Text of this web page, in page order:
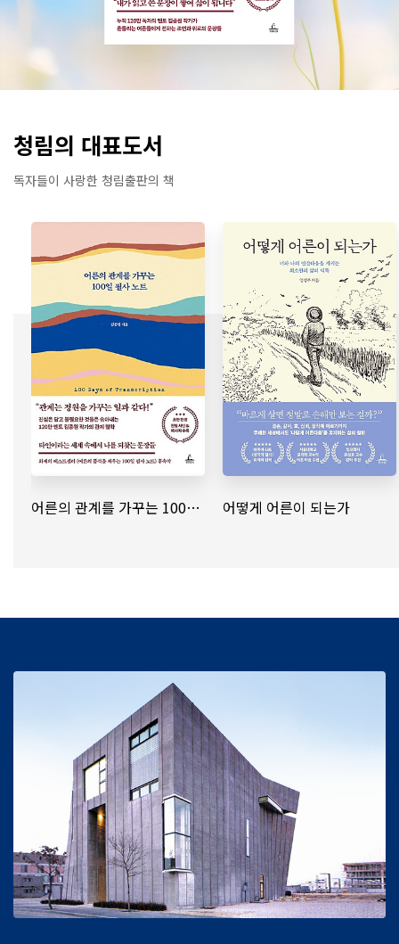
청림의 대표도서
독자들이 사랑한 청림출판의 책
어른의 관계를 가꾸는 100일 필사 노트 어떻게 어른이 되는가